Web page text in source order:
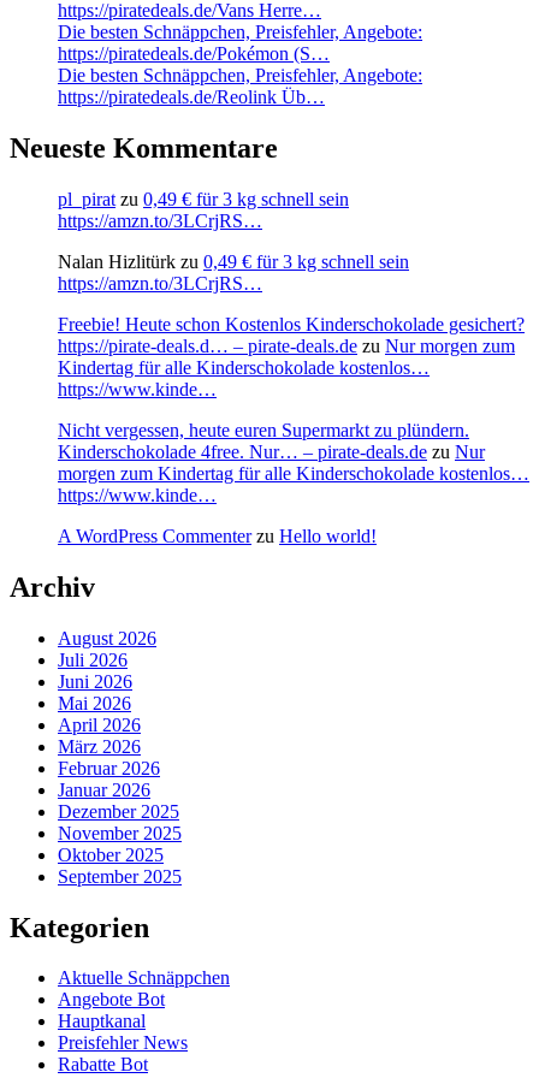
https://piratedeals.de/Vans Herre…
Die besten Schnäppchen, Preisfehler, Angebote:
https://piratedeals.de/Pokémon (S…
Die besten Schnäppchen, Preisfehler, Angebote:
https://piratedeals.de/Reolink Üb…
Neueste Kommentare
pl_pirat zu 0,49 € für 3 kg schnell sein
https://amzn.to/3LCrjRS…
Nalan Hizlitürk zu 0,49 € für 3 kg schnell sein
https://amzn.to/3LCrjRS…
Freebie! Heute schon Kostenlos Kinderschokolade gesichert?
https://pirate-deals.d… – pirate-deals.de zu Nur morgen zum
Kindertag für alle Kinderschokolade kostenlos…
https://www.kinde…
Nicht vergessen, heute euren Supermarkt zu plündern.
Kinderschokolade 4free. Nur… – pirate-deals.de zu Nur
morgen zum Kindertag für alle Kinderschokolade kostenlos…
https://www.kinde…
A WordPress Commenterzu Hello world!
Archiv
August 2026
Juli 2026
Juni 2026
Mai 2026
April 2026
März 2026
Februar 2026
Januar 2026
Dezember 2025
November 2025
Oktober 2025
September 2025
Kategorien
Aktuelle Schnäppchen
Angebote Bot
Hauptkanal
Preisfehler News
Rabatte Bot